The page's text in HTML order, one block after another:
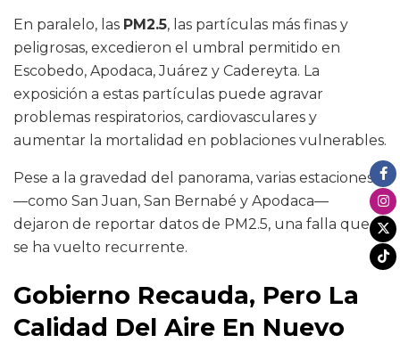
En paralelo, las PM2.5, las partículas más finas y
peligrosas, excedieron el umbral permitido en
Escobedo, Apodaca, Juárez y Cadereyta. La
exposición a estas partículas puede agravar
problemas respiratorios, cardiovasculares y
aumentar la mortalidad en poblaciones vulnerables.
Pese a la gravedad del panorama, varias estaciones
—como San Juan, San Bernabé y Apodaca—
dejaron de reportar datos de PM2.5, una falla que
se ha vuelto recurrente.
Gobierno Recauda, Pero La
Calidad Del Aire En Nuevo